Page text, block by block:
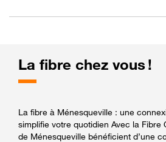
La fibre chez vous !
La fibre à Ménesqueville : une
simplifie votre quotidien Avec la Fibre
de Ménesqueville bénéficient d’une